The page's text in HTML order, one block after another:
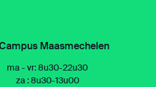
Maasmechelen
ma - vr: 8u30-22u30
za : 8u30-13u00